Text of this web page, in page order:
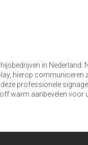
in
hierop
professionele
warm aanbevelen voor